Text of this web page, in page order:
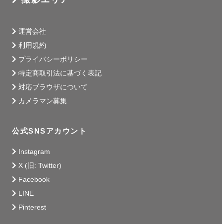
運営会社
利用規約
プライバシーポリシー
特定商取引法に基づく表記
対応ブラウザについて
カメラマン募集
公式SNSアカウント
Instagram
X (旧: Twitter)
Facebook
LINE
Pinterest